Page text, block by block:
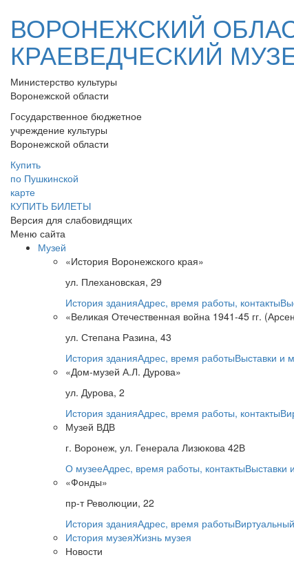
ВОРОНЕЖСКИЙ
КРАЕВЕДЧЕСКИЙ
Министерство культуры
Воронежской области
Государственное бюджетное
учреждение культуры
Воронежской области
Купить
по Пушкинской
карте
КУПИТЬ БИЛЕТЫ
Версия для слабовидящих
Меню сайта
Музей
«История Воронежского края»
ул. Плехановская, 29
История зданияАдрес, время работы, контакты
«Великая Отечественная война 1941-45 гг.
ул. Степана Разина, 43
История зданияАдрес, время работыВыставки и
«Дом-музей А.Л. Дурова»
ул. Дурова, 2
История зданияАдрес, время работы, контакты
Музей ВДВ
г. Воронеж, ул. Генерала Лизюкова 42В
О музееАдрес, время работы, контактыВыставки
«Фонды»
пр-т Революции, 22
История зданияАдрес, время работы
История музеяЖизнь музея
Новости